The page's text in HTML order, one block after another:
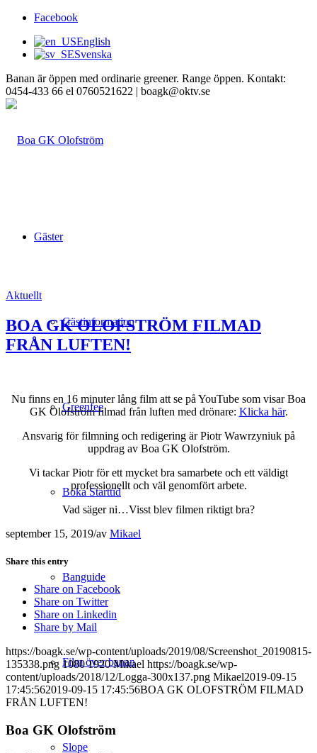
Facebook
English
Svenska
Banan är öppen med ordinarie greener. Range öppen. Kontakt:
0454-433 66 el 0760521622 | boagk@oktv.se
Gäster
Gästinformation
Greenfee
Boka Starttid
Banguide
Film över banan
Slope
Aktuellt
BOA GK OLOFSTRÖM FILMAD
FRÅN LUFTEN!
Nu finns en 16 minuter lång film att se på YouTube som visar Boa
GK Olofström filmad från luften med drönare: Klicka här.
Ansvarig för filmning och redigering är Piotr Wawrzyniuk på
uppdrag av Boa GK Olofström.
Vi tackar Piotr för ett mycket bra samarbete och ett väldigt
professionellt och väl genomfört arbete.
Vad säger ni…Visst blev filmen riktigt bra?
september 15, 2019/av Mikael
Share this entry
Share on Facebook
Share on Twitter
Share on Linkedin
Share by Mail
https://boagk.se/wp-content/uploads/2019/08/Screenshot_20190815-
135338.png 1080 1920 Mikael https://boagk.se/wp-
content/uploads/2018/12/Logga-300x137.png Mikael2019-09-15
17:45:562019-09-15 17:45:56BOA GK OLOFSTRÖM FILMAD
FRÅN LUFTEN!
Boa GK Olofström